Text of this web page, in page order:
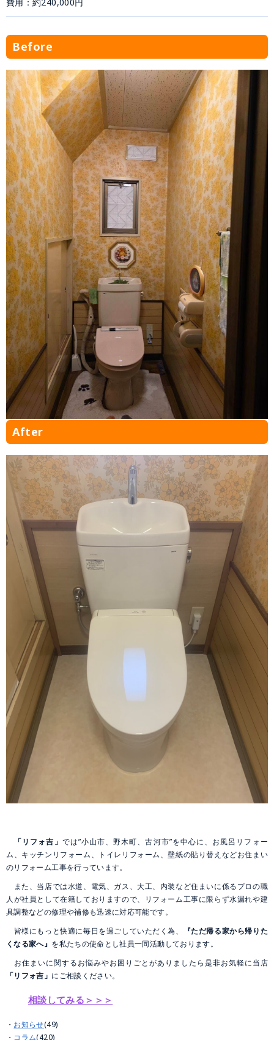
Before
After
「リフォ吉 」 では”小山市、野木町、古河市”を中心に、お風呂リフォー
ム、キッチンリフォーム、トイレリフォーム、壁紙の貼り替えなどお住まい
のリフォーム工事を行っています。
また、当店では水道、電気、ガス、大工、内装など住まいに係るプロの職
人が社員として在籍しておりますので、リフォーム工事に限らず水漏れや建
具調整などの修理や補修も迅速に対応可能です。
皆様にもっと快適に毎日を過ごしていただく為、
『ただ帰る家から帰りた
くなる家へ』 を私たちの使命とし社員一同活動しております。
お住まいに関するお悩みやお困りごとがありましたら是非お気軽に当店
「リフォ吉」 にご相談ください。
相談してみる＞＞＞
お知らせ(49)
コラム(420)